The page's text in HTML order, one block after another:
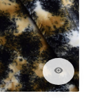
visibility